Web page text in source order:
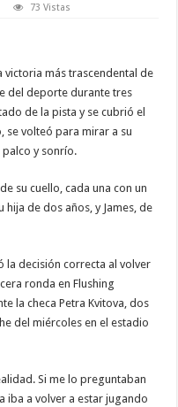
73 Vistas
victoria más trascendental de
del deporte durante tres
de la pista y se cubrió el
se volteó para mirar a su
palco y sonrío.
su cuello, cada una con un
de dos años, y James, de
la decisión correcta al volver
ronda en Flushing
la checa Petra Kvitova, dos
del miércoles en el estadio
Si me lo preguntaban
iba a volver a estar jugando